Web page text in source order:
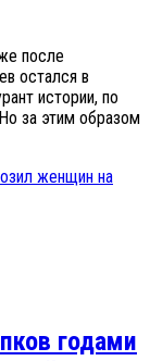
после
остался в
истории, по
за этим образом
годами